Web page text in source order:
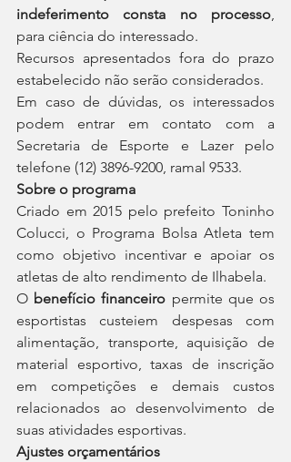
indeferimento consta no processo,
para ciência do interessado.
Recursos apresentados fora do prazo
estabelecido não serão considerados.
Em caso de dúvidas, os interessados
podem entrar em contato com a
Secretaria de Esporte e Lazer pelo
telefone (12) 3896-9200, ramal 9533.
Sobre o programa
Criado em 2015 pelo prefeito Toninho
Colucci, o Programa Bolsa Atleta tem
como objetivo incentivar e apoiar os
atletas de alto rendimento de Ilhabela.
O benefício financeiro permite que os
esportistas custeiem despesas com
alimentação, transporte, aquisição de
material esportivo, taxas de inscrição
em competições e demais custos
relacionados ao desenvolvimento de
suas atividades esportivas.
Ajustes orçamentários